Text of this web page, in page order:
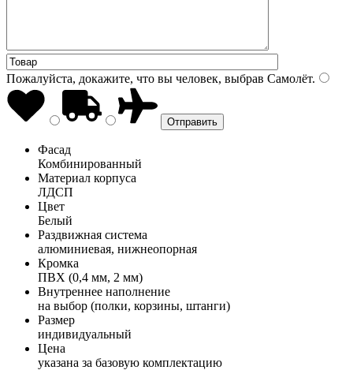
Пожалуйста, докажите, что вы человек, выбрав Самолёт.
Фасад
Комбинированный
Материал корпуса
ЛДСП
Цвет
Белый
Раздвижная система
алюминиевая, нижнеопорная
Кромка
ПВХ (0,4 мм, 2 мм)
Внутреннее наполнение
на выбор (полки, корзины, штанги)
Размер
индивидуальный
Цена
указана за базовую комплектацию